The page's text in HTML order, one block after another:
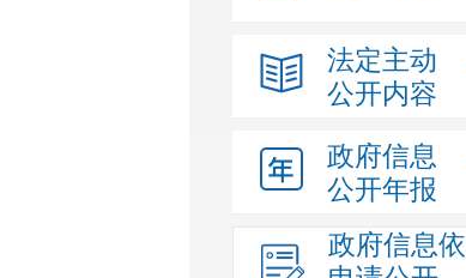
法定主动
公开内容
政府信息
公开年报
政府信息依